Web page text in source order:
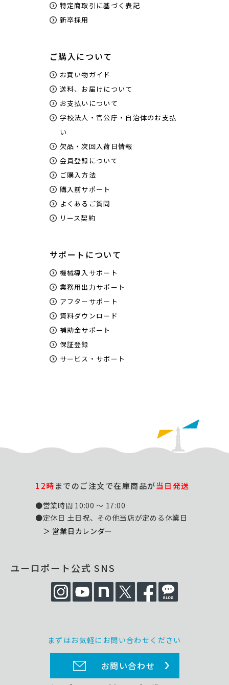
特定商取引に基づく表記
新卒採用
ご購入について
お買い物ガイド
送料、お届けについて
お支払いについて
学校法人・官公庁・自治体のお支払
い
欠品・次回入荷日情報
会員登録について
ご購入方法
購入前サポート
よくあるご質問
リース契約
サポートについて
機械導入サポート
業務用出力サポート
アフターサポート
資料ダウンロード
補助金サポート
保証登録
サービス・サポート
12時までのご注文で在庫商品が当日発送
●営業時間 10:00 ～ 17:00
●定休日 土日祝、その他当店が定める休業日
＞ 営業日カレンダー
ユーロポート公式 SNS
まずはお気軽にお問い合わせください
お問い合わせ